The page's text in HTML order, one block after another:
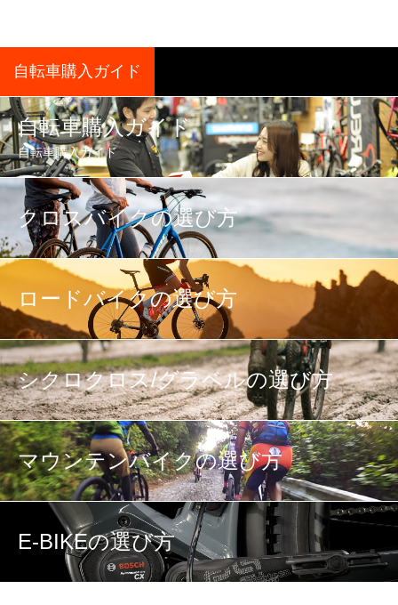
自転車購入ガイド
自転車購入ガイド
自転車購入ガイド
クロスバイクの選び方
ロードバイクの選び方
シクロクロス/グラベルの選び方
マウンテンバイクの選び方
E-BIKEの選び方